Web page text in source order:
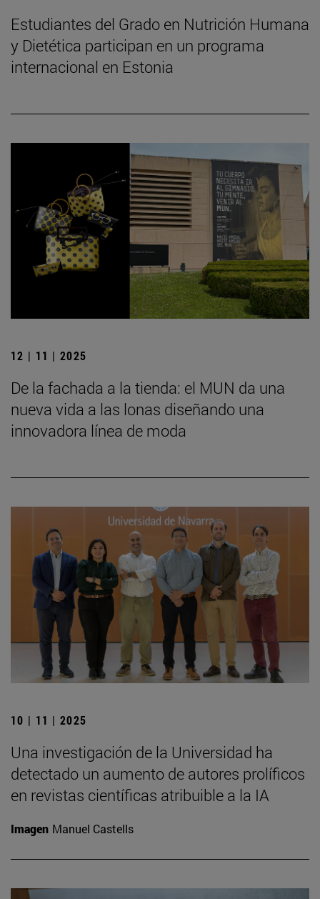
Estudiantes del Grado en Nutrición Humana
y Dietética participan en un programa
internacional en Estonia
12 | 11 | 2025
De la fachada a la tienda: el MUN da una
nueva vida a las lonas diseñando una
innovadora línea de moda
10 | 11 | 2025
Una investigación de la Universidad ha
detectado un aumento de autores prolíficos
en revistas científicas atribuible a la IA
Imagen Manuel Castells